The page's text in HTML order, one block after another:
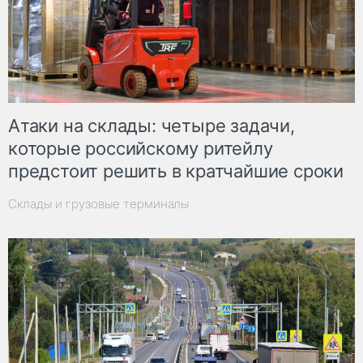
Атаки на склады: четыре задачи,
которые российскому ритейлу
предстоит решить в кратчайшие сроки
Склады и грузовые терминалы